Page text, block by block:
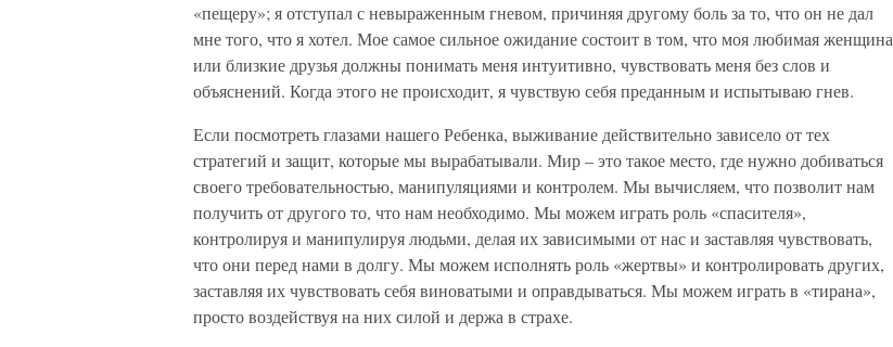
«пещеру»; я отступал с невыраженным гневом, причиняя другому боль за то, что он не дал
мне того, что я хотел. Мое самое сильное ожидание состоит в том, что моя любимая женщина
или близкие друзья должны понимать меня интуитивно, чувствовать меня без слов и
объяснений. Когда этого не происходит, я чувствую себя преданным и испытываю гнев.
Если посмотреть глазами нашего Ребенка, выживание действительно зависело от тех
стратегий и защит, которые мы вырабатывали. Мир – это такое место, где нужно добиваться
своего требовательностью, манипуляциями и контролем. Мы вычисляем, что позволит нам
получить от другого то, что нам необходимо. Мы можем играть роль «спасителя»,
контролируя и манипулируя людьми, делая их зависимыми от нас и заставляя чувствовать,
что они перед нами в долгу. Мы можем исполнять роль «жертвы» и контролировать других,
заставляя их чувствовать себя виноватыми и оправдываться. Мы можем играть в «тирана»,
просто воздействуя на них силой и держа в страхе.